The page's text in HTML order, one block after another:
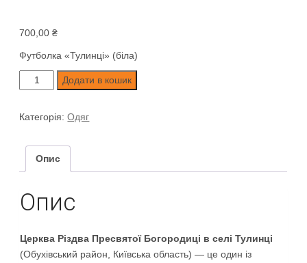
700,00₴
Футболка «Тулинці» (біла)
Футболка
«Тулинці»
кількість
Додати в кошик
Категорія:Одяг
Опис
Опис
Церква Різдва Пресвятої Богородиці в селі Тулинці
(Обухівський район, Київська область) — це один із